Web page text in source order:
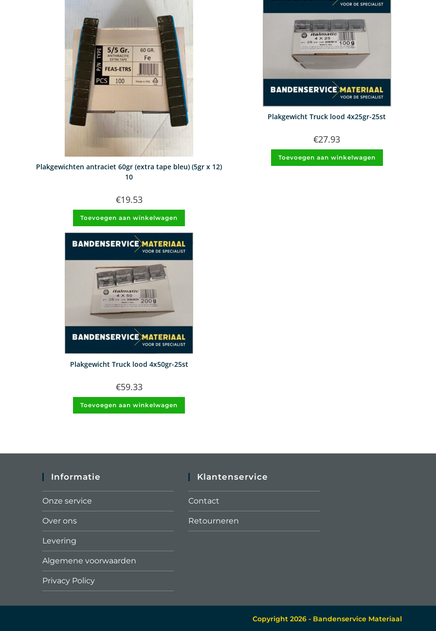
Plakgewichten antraciet 60gr (extra tape bleu) (5gr x 12)
10
€19.53
Toevoegen aan winkelwagen
Plakgewicht Truck lood 4x25gr-25st
€27.93
Toevoegen aan winkelwagen
Plakgewicht Truck lood 4x50gr-25st
€59.33
Toevoegen aan winkelwagen
Informatie
Onze service
Over ons
Levering
Algemene voorwaarden
Privacy Policy
Klantenservice
Contact
Retourneren
Copyright 2026 - Bandenservice Materiaal